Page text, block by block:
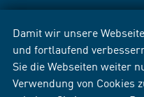
Damit wir unsere
und fortlaufend
Sie die Webseiten weiter
Verwendung von Cookies